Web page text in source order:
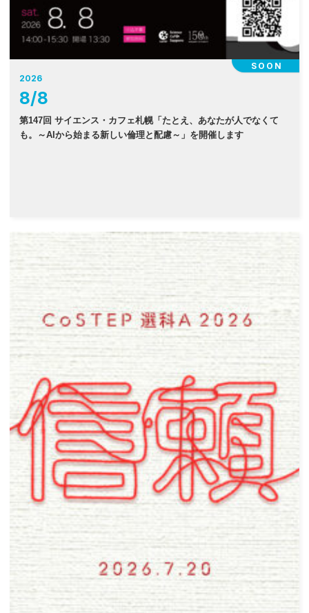
SOON
2026
8/8
第147回 サイエンス・カフェ札幌「たとえ、あなたが人でなくて
も。～AIから始まる新しい倫理と配慮～」を開催します